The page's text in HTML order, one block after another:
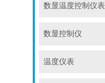
数显温度控制仪表
数显控制仪
温度仪表